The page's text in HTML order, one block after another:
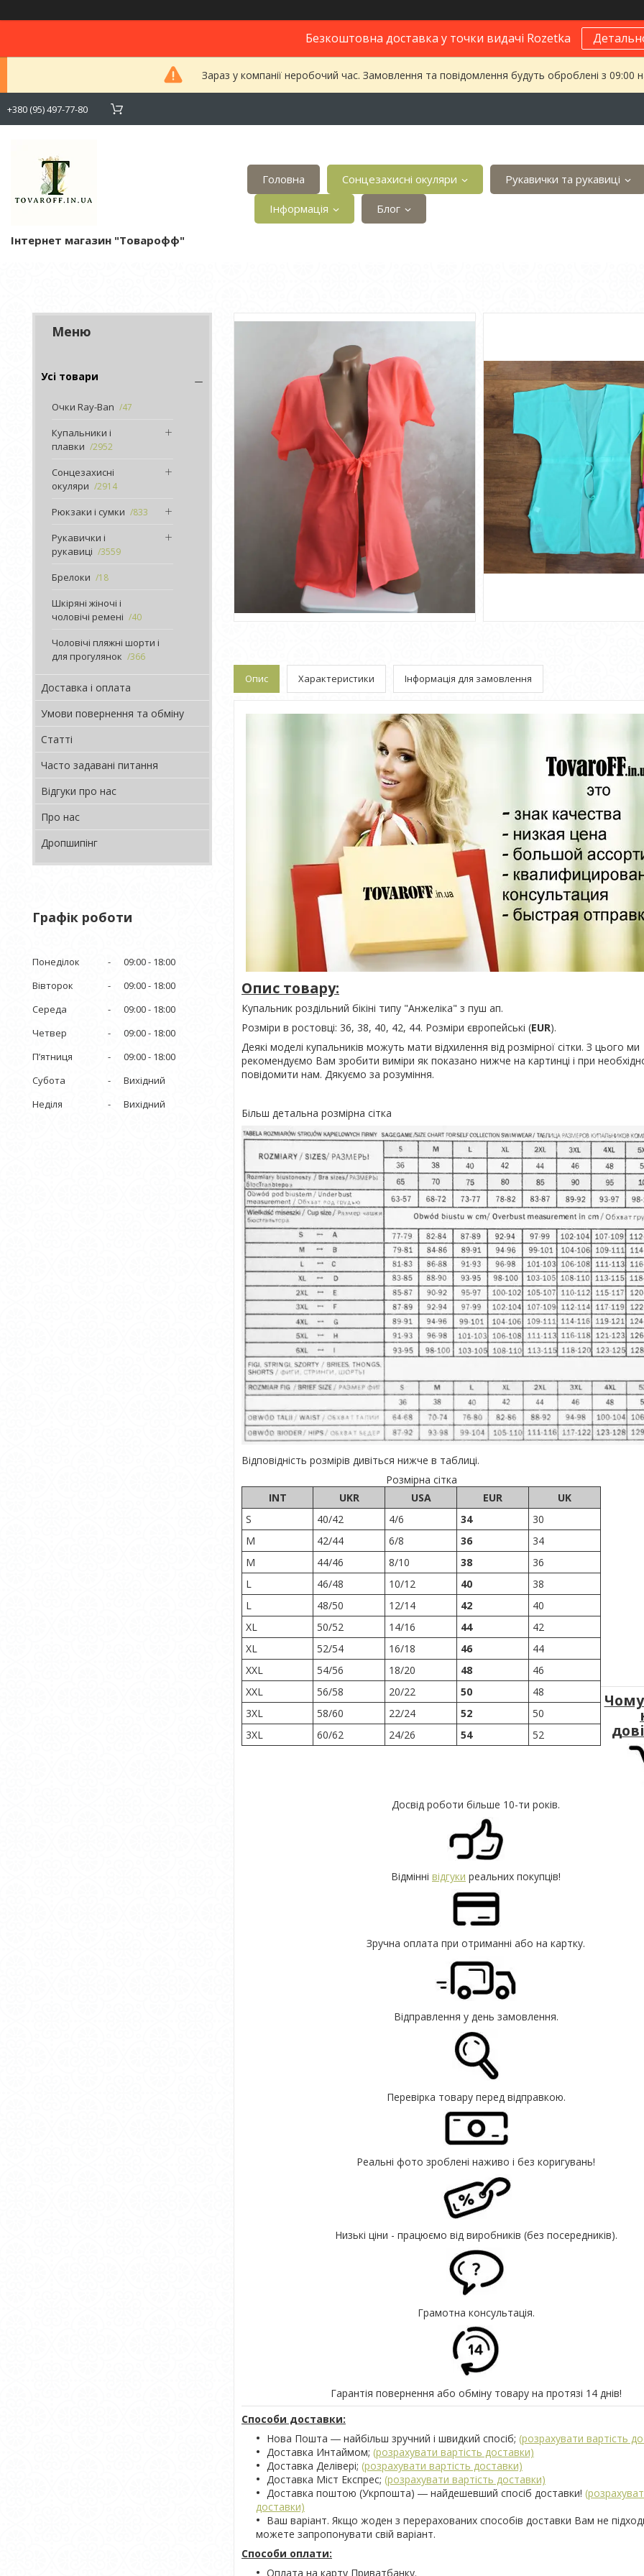
Безкоштовна доставка у точки видачі Rozetka
Зараз у компанії неробочий час. Замовлення та повідомлення будуть оброблені з
+380 (95) 497-77-80
Інтернет магазин "Товарофф"
Головна Сонцезахисні окуляри Рукавички та рукавиці
Інформація Блог
Усі товари
Очки Ray-Ban 47
Купальники і
плавки
2952
Сонцезахисні
окуляри
2914
Рюкзаки і сумки 833
Рукавички і
рукавиці
3559
Брелоки 18
Шкіряні жіночі і
чоловічі ремені
40
Чоловічі пляжні шорти і
для прогулянок
366
Доставка і оплата
Умови повернення та обміну
Статті
Часто задавані питання
Відгуки про нас
Про нас
Дропшипінг
Графік роботи
Понеділок 09:00
18:00
Вівторок
09:00
18:00
Середа
09:00
18:00
Четвер
09:00
18:00
Пʼятниця
09:00
18:00
Субота
Вихідний
Неділя
Вихідний
Опис Характеристики Інформація для замовлення
Опис товару:
Купальник роздільний бікіні типу "Анжеліка" з пуш ап.
Розміри в ростовці: 36, 38, 40, 42, 44. Розміри європейські (EUR).
Деякі моделі купальників можуть мати відхилення від розмірної сітки. З цього ми
рекомендуємо Вам зробити виміри як показано нижче на картинці і при
повідомити нам. Дякуємо за розуміння.
Більш детальна розмірна сітка
Відповідність розмірів дивіться нижче в таблиці.
Розмірна сітка
INT
UKR USA EUR
UK
S
40/42 4/6 34
30
M
42/44 6/8 36
34
M
44/46 8/10 38
36
L
46/48 10/12 40
38
L
48/50 12/14 42
40
XL
50/52 14/16 44
42
XL
52/54 16/18 46
44
XXL
54/56 18/20 48
46
XXL
56/58 20/22 50
48
3XL
58/60 22/24 52
50
3XL
60/62 24/26 54 52
Досвід роботи більше 10-ти років.
Відмінні відгуки реальних покупців!
Зручна оплата при отриманні або на картку.
Відправлення у день замовлення.
Перевірка товару перед відправкою.
Реальні фото зроблені наживо і без коригувань!
Низькі ціни - працюємо від виробників (без посередників).
Грамотна консультація.
Гарантія повернення або обміну товару на протязі 14 днів!
Способи доставки:
Нова Пошта ― найбільш зручний і швидкий спосіб; (розрахувати вартість
Доставка Интаймом; (розрахувати вартість доставки)
Доставка Делівері; (розрахувати вартість доставки)
Доставка Міст Експрес; (розрахувати вартість доставки)
Доставка поштою (Укрпошта) ― найдешевший спосіб доставки!
доставки)
Ваш варіант. Якщо жоден з перерахованих способів доставки Вам не
можете запропонувати свій варіант.
Способи оплати:
Оплата на карту Приватбанку.